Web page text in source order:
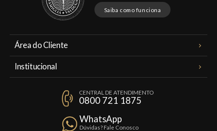
Saiba como funciona
Área do Cliente
Institucional
Política de Privacidade
Trocas e Devoluções
CENTRAL DE ATENDIMENTO
0800 721 1875
WhatsApp
Dúvidas? Fale Conosco